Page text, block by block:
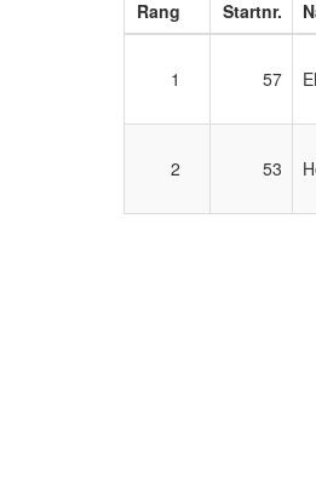
Rang Startnr.
1 57
2 53